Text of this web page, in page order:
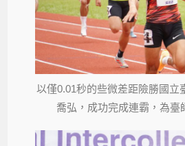
以僅0.01秒的些微差距險勝國立
喬弘，成功完成連霸，為臺